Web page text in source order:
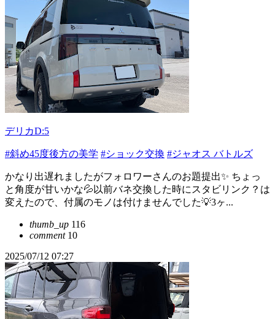
デリカD:5
#斜め45度後方の美学 #ショック交換 #ジャオス バトルズ
かなり出遅れましたがフォロワーさんのお題提出✨ ちょっ
と角度が甘いかな💦以前バネ交換した時にスタビリンク？は
変えたので、付属のモノは付けませんでした💡3ヶ...
thumb_up 116
comment10
2025/07/12 07:27